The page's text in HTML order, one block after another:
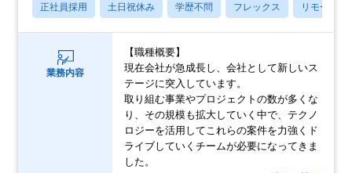
正社員採用 土日祝休み 学歴不問 フレックス リモート勤
業務内容
【職種概要】
現在会社が急成長し、会社として新しいス
テージに突入しています。
取り組む事業やプロジェクトの数が多くな
り、その規模も拡大していく中で、テクノ
ロジーを活用してこれらの案件を力強くド
ライブしていくチームが必要になってきま
した。